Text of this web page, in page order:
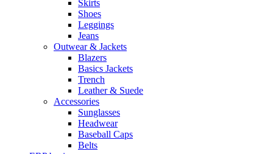
Skirts
Shoes
Leggings
Jeans
Outwear & Jackets
Blazers
Basics Jackets
Trench
Leather & Suede
Accessories
Sunglasses
Headwear
Baseball Caps
Belts